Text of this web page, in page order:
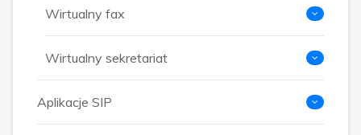
Wirtualny fax
Wirtualny sekretariat
Aplikacje SIP